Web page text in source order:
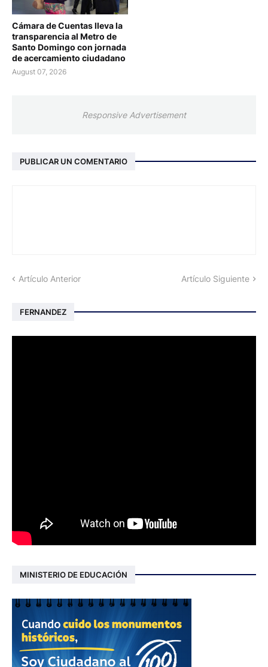
Cámara de Cuentas lleva la
transparencia al Metro de
Santo Domingo con jornada
de acercamiento ciudadano
August 07, 2026
Responsive Advertisement
PUBLICAR UN COMENTARIO
Artículo Anterior Artículo Siguiente
FERNANDEZ
MINISTERIO DE EDUCACIÓN